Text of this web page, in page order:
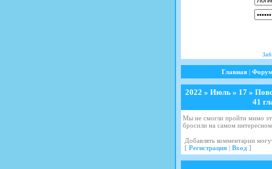
Главная |
2022 » Июль » 17»
41
Мы не смогли пройти мимо
бросили на самом
Добавлять комментарии
[ Регистрация | Вход ]